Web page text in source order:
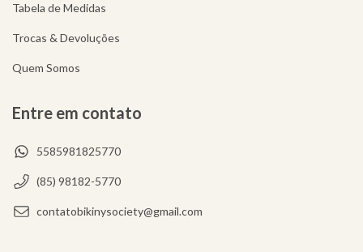
Tabela de Medidas
Trocas & Devoluções
Quem Somos
Entre em contato
5585981825770
(85) 98182-5770
contatobikinysociety@gmail.com